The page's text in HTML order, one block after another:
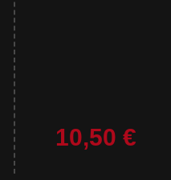
10,50 €